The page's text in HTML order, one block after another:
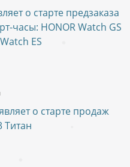
о старте предзаказа
часы: HONOR Watch GS
ES
о старте продаж
Титан